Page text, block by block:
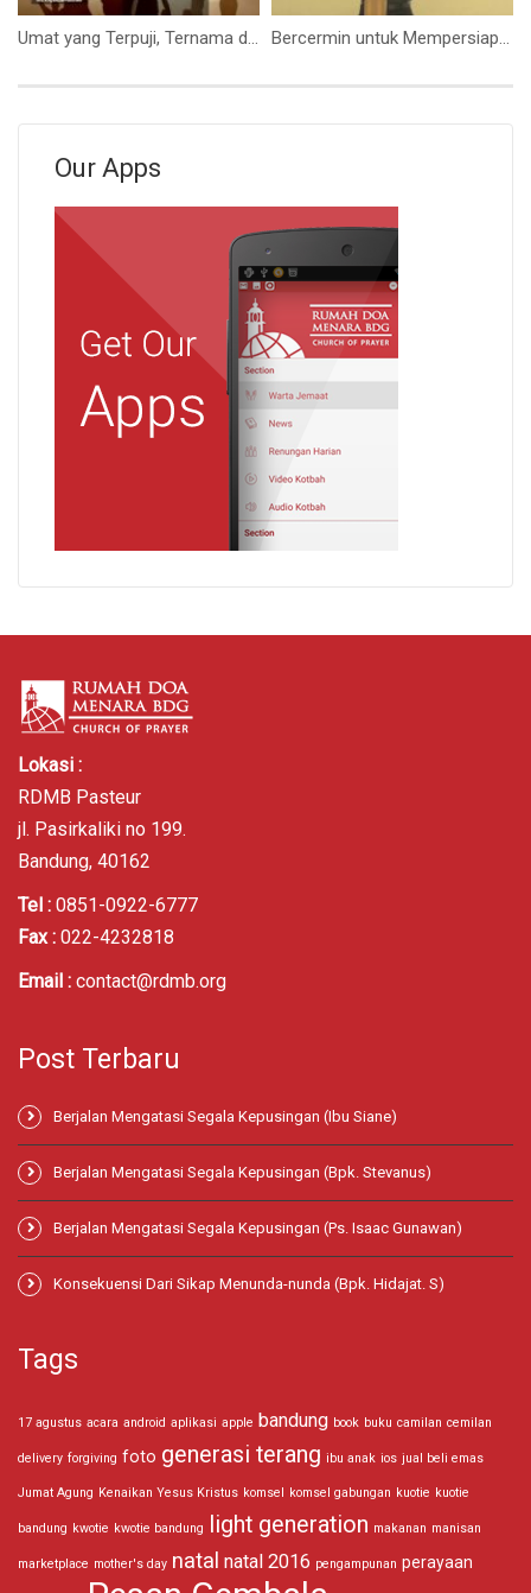
Umat yang Terpuji, Ternama dan Terhormat (Ibu. Angelique Handoko) Bercermin untuk Mempersiapkan Diri (Ps Isaac Gunawan)
Our Apps
Lokasi :
RDMB Pasteur
jl. Pasirkaliki no 199.
Bandung, 40162
Tel : 0851-0922-6777
Fax : 022-4232818
Email : contact@rdmb.org
Post Terbaru
Berjalan Mengatasi Segala Kepusingan (Ibu Siane)
Berjalan Mengatasi Segala Kepusingan (Bpk. Stevanus)
Berjalan Mengatasi Segala Kepusingan (Ps. Isaac Gunawan)
Konsekuensi Dari Sikap Menunda-nunda (Bpk. Hidajat. S)
Tags
17 agustus acara android aplikasi apple bandung book buku camilan cemilan
delivery forgiving foto generasi terang ibu anak ios jual beli emas
Jumat Agung Kenaikan Yesus Kristus komsel komsel gabungan kuotie kuotie
bandung kwotie kwotie bandung light generation makanan manisan
marketplace mother's day natal natal 2016 pengampunan perayaan